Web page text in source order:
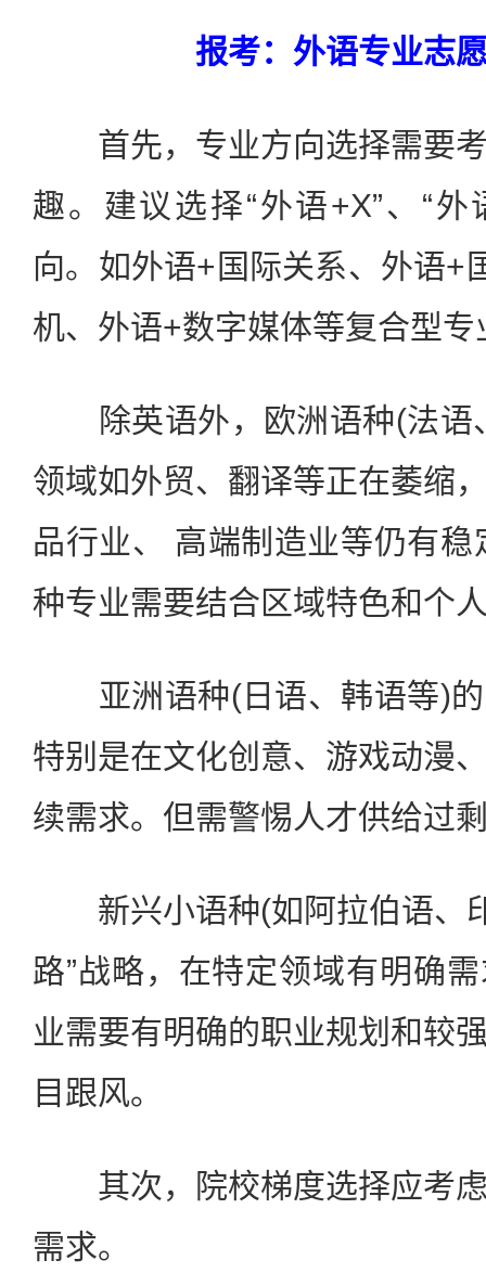
报考：外语专业志
首先，专业方向选择需要考
趣。建议选择“外语+X”、“
向。如外语+国际关系、外语+
机、外语+数字媒体等复合型专
除英语外，欧洲语种(法语
领域如外贸、翻译等正在萎缩
品行业、 高端制造业等仍有
种专业需要结合区域特色和个
亚洲语种(日语、韩语等)的
特别是在文化创意、游戏动漫
续需求。但需警惕人才供给过
新兴小语种(如阿拉伯语、
路”战略，在特定领域有明确
业需要有明确的职业规划和较
目跟风。
其次，院校梯度选择应考虑
需求。